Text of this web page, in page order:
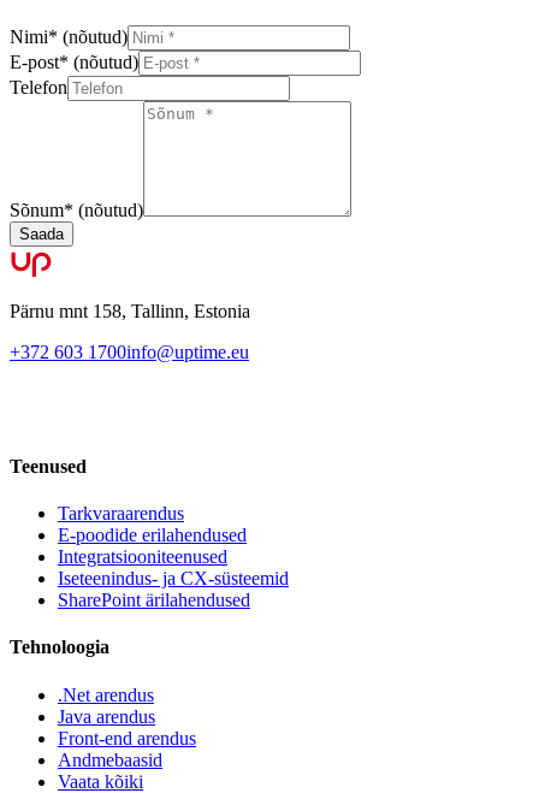
Nimi* (nõutud)
E-post* (nõutud)
Telefon
Sõnum* (nõutud)
Saada
Pärnu mnt 158, Tallinn, Estonia
+372 603 1700info@uptime.eu
Teenused
Tarkvaraarendus
E-poodide erilahendused
Integratsiooniteenused
Iseteenindus- ja CX-süsteemid
SharePoint ärilahendused
Tehnoloogia
.Net arendus
Java arendus
Front-end arendus
Andmebaasid
Vaata kõiki